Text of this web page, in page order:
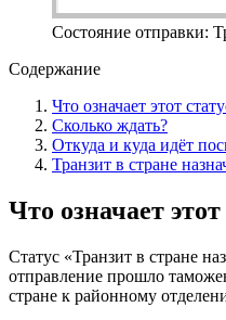
Состояние отправки:
Содержание
Что означает этот
Сколько ждать?
Откуда и куда идёт
Транзит в стране
Что означает этот
Статус «Транзит в стране
отправление прошло
стране к районному